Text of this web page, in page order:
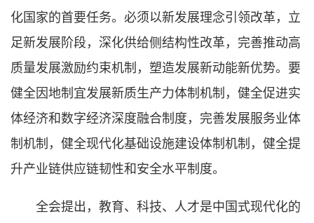
化国家的首要任务。必须以新发展理念引领改革，立
足新发展阶段，深化供给侧结构性改革，完善推动高
质量发展激励约束机制，塑造发展新动能新优势。要
健全因地制宜发展新质生产力体制机制，健全促进实
体经济和数字经济深度融合制度，完善发展服务业体
制机制，健全现代化基础设施建设体制机制，健全提
升产业链供应链韧性和安全水平制度。
全会提出，教育、科技、人才是中国式现代化的